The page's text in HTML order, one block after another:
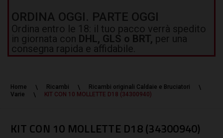
ORDINA OGGI. PARTE OGGI
Ordina entro le 18: il tuo pacco verrà spedito
in giornata con DHL, GLS o BRT, per una
consegna rapida e affidabile.
Home Ricambi
Ricambi originali Caldaie e Bruciatori
Varie
KIT CON 10 MOLLETTE D18 (34300940)
KIT CON 10 MOLLETTE D18 (34300940)